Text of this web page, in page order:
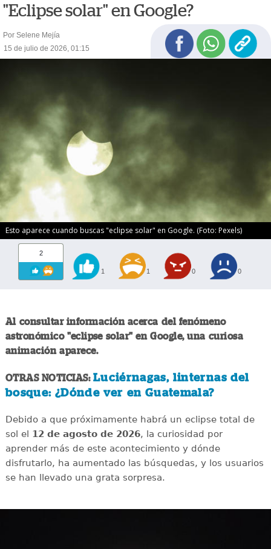
"Eclipse solar" en Google?
Por Selene Mejía
15 de julio de 2026, 01:15
Esto aparece cuando buscas "eclipse solar" en Google. (Foto: Pexels)
2
1 1 0 0
Al consultar información acerca del fenómeno
astronómico "eclipse solar" en Google, una curiosa
animación aparece.
OTRAS NOTICIAS: Luciérnagas, linternas del
bosque: ¿Dónde ver en Guatemala?
Debido a que próximamente habrá un eclipse total de
sol el 12 de agosto de 2026, la curiosidad por
aprender más de este acontecimiento y dónde
disfrutarlo, ha aumentado las búsquedas, y los usuarios
se han llevado una grata sorpresa.